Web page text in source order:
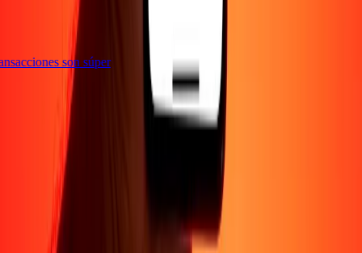
son súper
Blog Corporativo
Política de privacidad
Aviso de cookiesTérminos y